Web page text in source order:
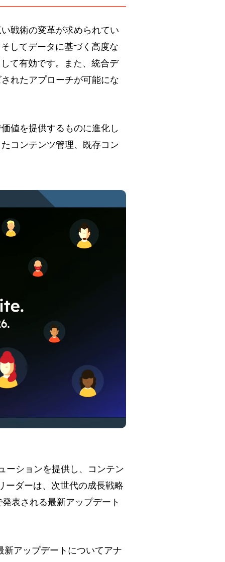
戦術の変革が求められてい
してデータに基づく高度な
て有効です。また、統合デ
れたアプローチが可能にな
値を提供するものに進化し
コンテンツ管理、既存コン
ーションを提供し、コンテン
ーダーは、次世代の成長戦略
発表される最新アップデート
アップデートについてアナ